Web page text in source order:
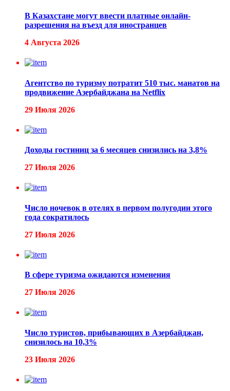
В Казахстане могут ввести платные онлайн-
разрешения на въезд для иностранцев
4 Августа 2026
Агентство по туризму потратит 510 тыс. манатов на
продвижение Азербайджана на Netflix
29 Июля 2026
Доходы гостиниц за 6 месяцев снизились на 3,8%
27 Июля 2026
Число ночевок в отелях в первом полугодии этого
года сократилось
27 Июля 2026
В сфере туризма ожидаются изменения
27 Июля 2026
Число туристов, прибывающих в Азербайджан,
снизилось на 10,3%
23 Июля 2026